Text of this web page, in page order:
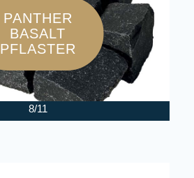
PANTHER
BASALT
PFLASTER
8/11